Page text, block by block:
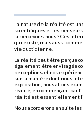
La nature de la réalité est
scientifiques et les penseurs
la percevons-nous ? Ces
qui existe, mais aussi
vie quotidienne.
La réalité peut être perçue
également être envisagée
perceptions et nos
sur la manière dont nous
exploration, nous allons
réalité, en commençant par
réalité est essentiellement
Nous aborderons ensuite les